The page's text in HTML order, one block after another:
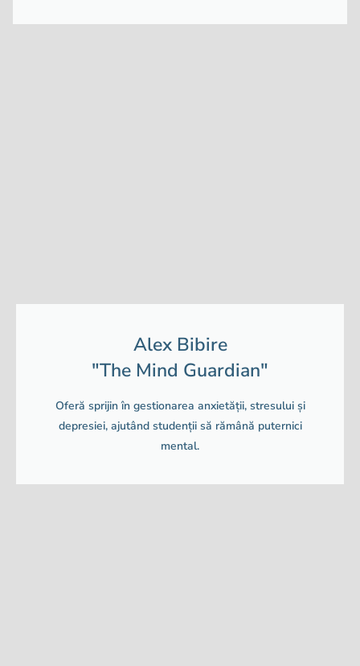
Alex Bibire
"The Mind Guardian"
Oferă sprijin în gestionarea anxietății, stresului și
depresiei, ajutând studenții să rămână puternici
mental.